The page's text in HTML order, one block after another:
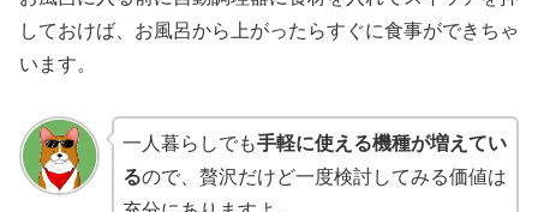
しておけば、お風呂から上がったらすぐに食事ができちゃ
います。
一人暮らしでも手軽に使える機種が増えてい
るので、贅沢だけど一度検討してみる価値は